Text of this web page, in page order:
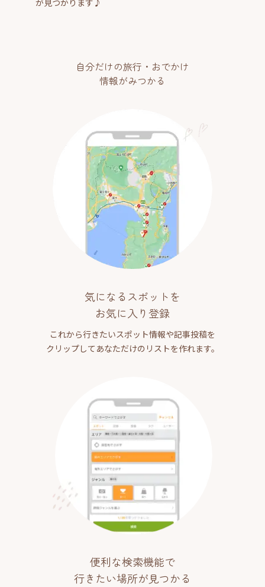
が見つかります♪
自分だけの旅行・おでかけ
情報がみつかる
気になるスポットを
お気に入り登録
これから行きたいスポット情報や記事投稿を
クリップしてあなただけのリストを作れます。
便利な検索機能で
行きたい場所が見つかる